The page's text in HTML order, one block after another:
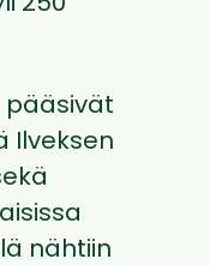
250
pääsivät
Ilveksen
nähtiin